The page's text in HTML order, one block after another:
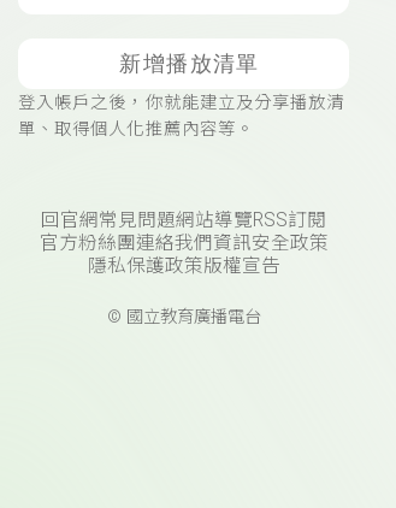
新增播放清單
登入帳戶之後，你就能建立及分享播放清
單、取得個人化推薦內容等。
回官網常見問題網站導覽RSS訂閱
官方粉絲團連絡我們 資訊安全政策
隱私保護政策版權宣告
© 國立教育廣播電台